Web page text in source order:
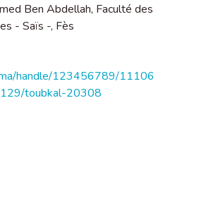
Ben Abdellah, Faculté des
- Saïs -, Fès
handle/123456789/11106
toubkal-20308